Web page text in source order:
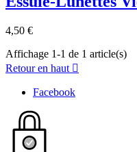
4,50 €
Affichage 1-1 de 1 article(s)
Retour en haut 
Facebook